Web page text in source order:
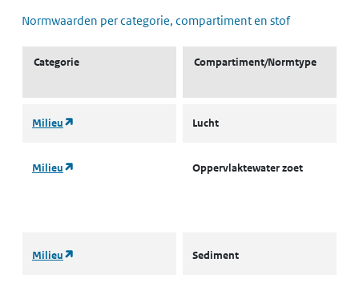
Normwaarden per categorie, compartiment en stof
Categorie Compartiment/Normtype
Milieu (opent in een nieuw tabblad)
Lucht
Milieu (opent in een nieuw tabblad)Oppervlaktewater zoet
Milieu (opent in een nieuw tabblad)Sediment